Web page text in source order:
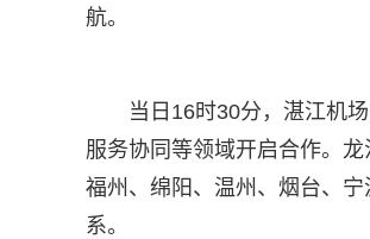
航。
当日16时30分，湛江机
服务协同等领域开启合作。
福州、绵阳、温州、烟台、
系。